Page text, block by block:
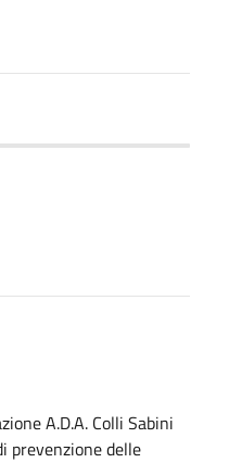
A.D.A. Colli Sabini
prevenzione delle